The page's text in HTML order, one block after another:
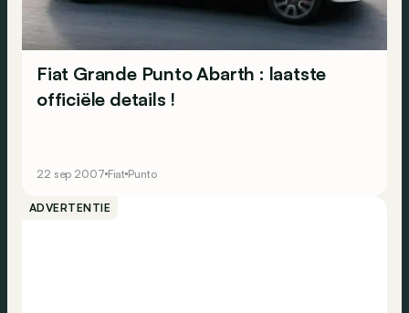
Fiat Grande Punto Abarth : laatste
officiële details !
22 sep 2007 Fiat Punto
ADVERTENTIE